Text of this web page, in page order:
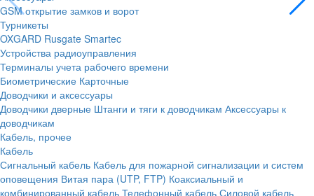
GSM открытие замков и ворот
Турникеты
OXGARD Rusgate Smartec
Устройства радиоуправления
Терминалы учета рабочего времени
Биометрические Карточные
Доводчики и аксессуары
Доводчики дверные Штанги и тяги к доводчикам Аксессуары к
доводчикам
Кабель, прочее
Кабель
Сигнальный кабель Кабель для пожарной сигнализации и систем
оповещения Витая пара (UTP, FTP) Коаксиальный и
комбинированный кабель Телефонный кабель Силовой кабель